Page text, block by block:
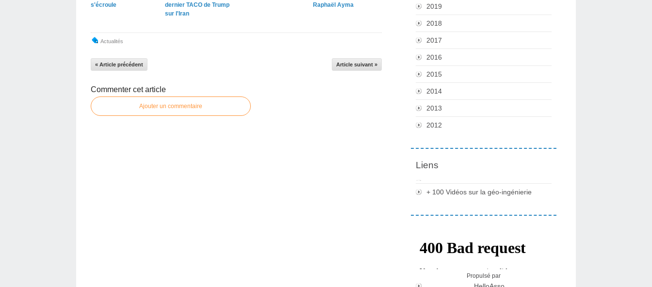
s'écroule
dernier TACO de Trump
sur l'Iran
Raphaël Ayma
Actualités
« Article précédent Article suivant »
Commenter cet article
Ajouter un commentaire
2019
2018
2017
2016
2015
2014
2013
2012
Liens
+ 100 Vidéos sur la géo-ingénierie
Propulsé par